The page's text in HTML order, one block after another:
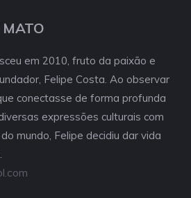
em 2010, fruto da paixão e
Felipe Costa. Ao observar
conectasse de forma profunda
expressões culturais com
mundo, Felipe decidiu dar vida